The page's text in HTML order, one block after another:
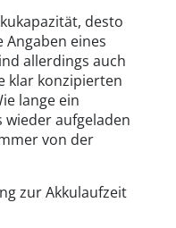
desto
Angaben eines
allerdings auch
klar konzipierten
lange ein
aufgeladen
von der
zur Akkulaufzeit